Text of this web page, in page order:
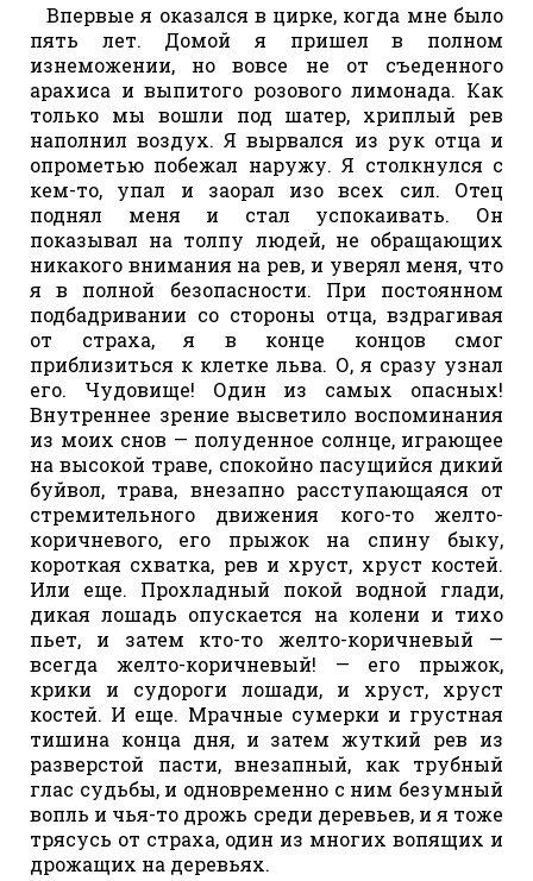
Впервые я оказался в цирке, когда мне было
пять лет. Домой я пришел в полном
изнеможении, но вовсе не от съеденного
арахиса и выпитого розового лимонада. Как
только мы вошли под шатер, хриплый рев
наполнил воздух. Я вырвался из рук отца и
опрометью побежал наружу. Я столкнулся с
кем-то, упал и заорал изо всех сил. Отец
поднял меня и стал успокаивать. Он
показывал на толпу людей, не обращающих
никакого внимания на рев, и уверял меня, что
я в полной безопасности. При постоянном
подбадривании со стороны отца, вздрагивая
от страха, я в конце концов смог
приблизиться к клетке льва. О, я сразу узнал
его. Чудовище! Один из самых опасных!
Внутреннее зрение высветило воспоминания
из моих снов — полуденное солнце, играющее
на высокой траве, спокойно пасущийся дикий
буйвол, трава, внезапно расступающаяся от
стремительного движения кого-то желто-
коричневого, его прыжок на спину быку,
короткая схватка, рев и хруст, хруст костей.
Или еще. Прохладный покой водной глади,
дикая лошадь опускается на колени и тихо
пьет, и затем кто-то желто-коричневый —
всегда желто-коричневый! — его прыжок,
крики и судороги лошади, и хруст, хруст
костей. И еще. Мрачные сумерки и грустная
тишина конца дня, и затем жуткий рев из
разверстой пасти, внезапный, как трубный
глас судьбы, и одновременно с ним безумный
вопль и чья-то дрожь среди деревьев, и я тоже
трясусь от страха, один из многих вопящих и
дрожащих на деревьях.